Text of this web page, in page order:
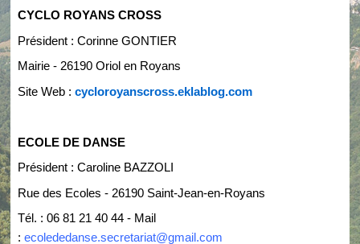
CYCLO ROYANS CROSS
Président : Corinne GONTIER
Mairie - 26190 Oriol en Royans
Site Web :cycloroyanscross.eklablog.com
ECOLE DE DANSE
Président : Caroline BAZZOLI
Rue des Ecoles - 26190 Saint-Jean-en-Royans
Tél. : 06 81 21 40 44 - Mail
:ecolededanse.secretariat@gmail.com